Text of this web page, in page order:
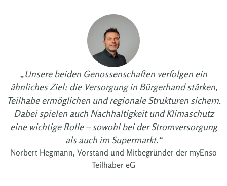
„Unsere beiden Genossenschaften verfolgen ein
ähnliches Ziel: die Versorgung in Bürgerhand stärken,
Teilhabe ermöglichen und regionale Strukturen sichern.
Dabei spielen auch Nachhaltigkeit und Klimaschutz
eine wichtige Rolle – sowohl bei der Stromversorgung
als auch im Supermarkt.“
Norbert Hegmann, Vorstand und Mitbegründer der myEnso
Teilhaber eG